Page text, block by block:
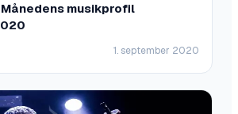
musikprofil
1. september 2020